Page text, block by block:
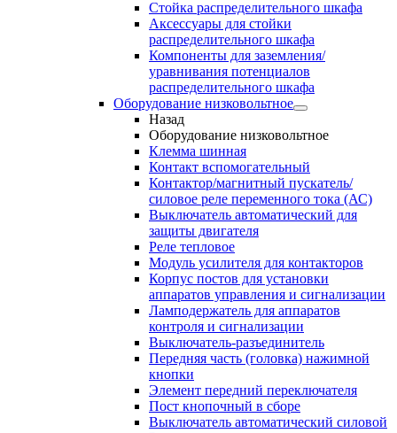
Стойка распределительного шкафа
Аксессуары для стойки
распределительного шкафа
Компоненты для заземления/
уравнивания потенциалов
распределительного шкафа
Оборудование низковольтное
Назад
Оборудование низковольтное
Клемма шинная
Контакт вспомогательный
Контактор/магнитный пускатель/
силовое реле переменного тока (АС)
Выключатель автоматический для
защиты двигателя
Реле тепловое
Модуль усилителя для контакторов
Корпус постов для установки
аппаратов управления и сигнализации
Ламподержатель для аппаратов
контроля и сигнализации
Выключатель-разъединитель
Передняя часть (головка) нажимной
кнопки
Элемент передний переключателя
Пост кнопочный в сборе
Выключатель автоматический силовой